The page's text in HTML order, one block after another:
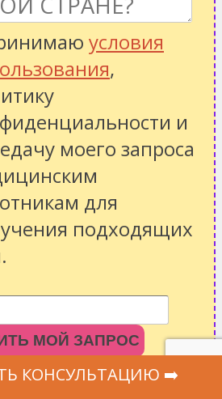
условия
,
и
моего запроса
для
подходящих
МОЙ ЗАПРОС
КОНСУЛЬТАЦИЮ ➡️